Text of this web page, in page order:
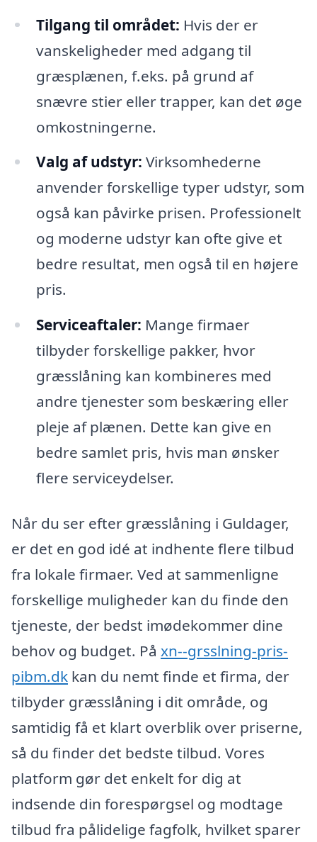
Tilgang til området: Hvis der er
vanskeligheder med adgang til
græsplænen, f.eks. på grund af
snævre stier eller trapper, kan det øge
omkostningerne.
Valg af udstyr: Virksomhederne
anvender forskellige typer udstyr, som
også kan påvirke prisen. Professionelt
og moderne udstyr kan ofte give et
bedre resultat, men også til en højere
pris.
Serviceaftaler: Mange firmaer
tilbyder forskellige pakker, hvor
græsslåning kan kombineres med
andre tjenester som beskæring eller
pleje af plænen. Dette kan give en
bedre samlet pris, hvis man ønsker
flere serviceydelser.
Når du ser efter græsslåning i Guldager,
er det en god idé at indhente flere tilbud
fra lokale firmaer. Ved at sammenligne
forskellige muligheder kan du finde den
tjeneste, der bedst imødekommer dine
behov og budget. På xn--grsslning-pris-
pibm.dk kan du nemt finde et firma, der
tilbyder græsslåning i dit område, og
samtidig få et klart overblik over priserne,
så du finder det bedste tilbud. Vores
platform gør det enkelt for dig at
indsende din forespørgsel og modtage
tilbud fra pålidelige fagfolk, hvilket sparer